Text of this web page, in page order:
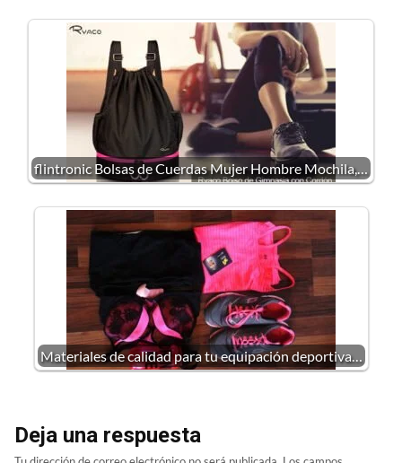
flintronic Bolsas de Cuerdas Mujer Hombre Mochila,…
Materiales de calidad para tu equipación deportiva…
Deja una respuesta